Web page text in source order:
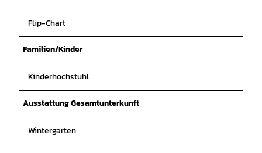
Flip-Chart
Familien/Kinder
Kinderhochstuhl
Ausstattung Gesamtunterkunft
Wintergarten